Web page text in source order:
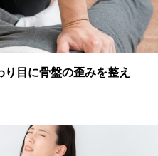
り目に骨盤の歪みを整え